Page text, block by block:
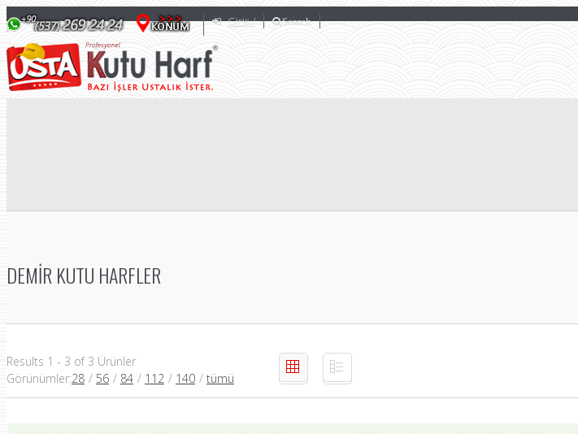
Giriş / Search
DEMIR KUTU HARFLER
Results 1 - 3 of 3 Ürünler
Görünümler:28 / 56 / 84 / 112 / 140 / tümü